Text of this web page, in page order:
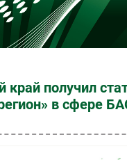
край получил
в сфере